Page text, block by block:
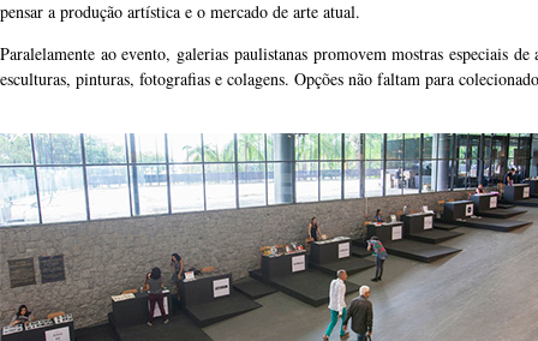
pensar a produção artística e o mercado de arte atual.
Paralelamente ao evento, galerias paulistanas promovem mostras especiais de
esculturas, pinturas, fotografias e colagens. Opções não faltam para